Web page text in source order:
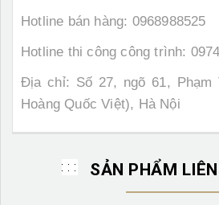
Hotline bán hàng: 0968988525
Hotline thi công công trình:
Địa chỉ: Số 27, ngõ 61, Phạm
Hoàng Quốc Việt), Hà Nội
SẢN PHẨM